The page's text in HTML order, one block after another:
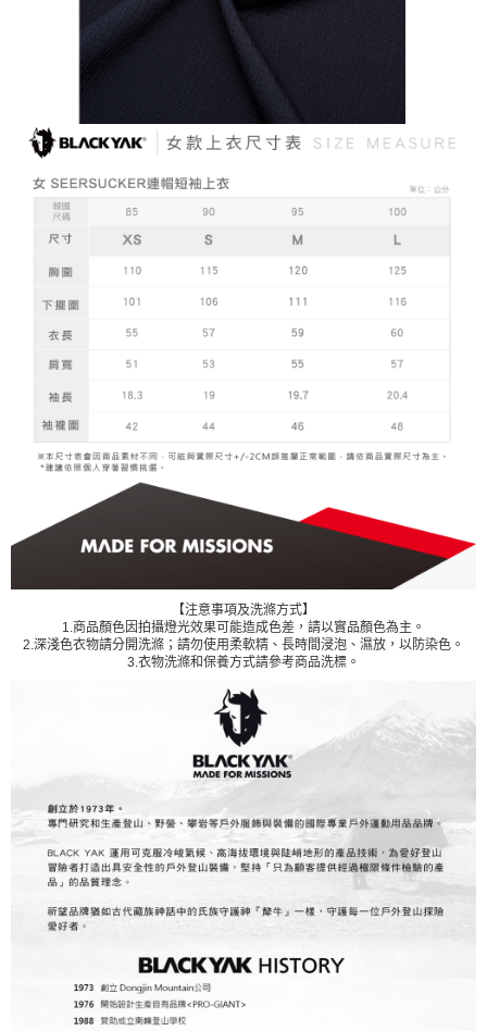
【注意事項及洗滌方式】
1.商品顏色因拍攝燈光效果可能造成色差，請以實品顏色為主。
2.深淺色衣物請分開洗滌；請勿使用柔軟精、長時間浸泡、濕放，以防染色。
3.衣物洗滌和保養方式請參考商品洗標。